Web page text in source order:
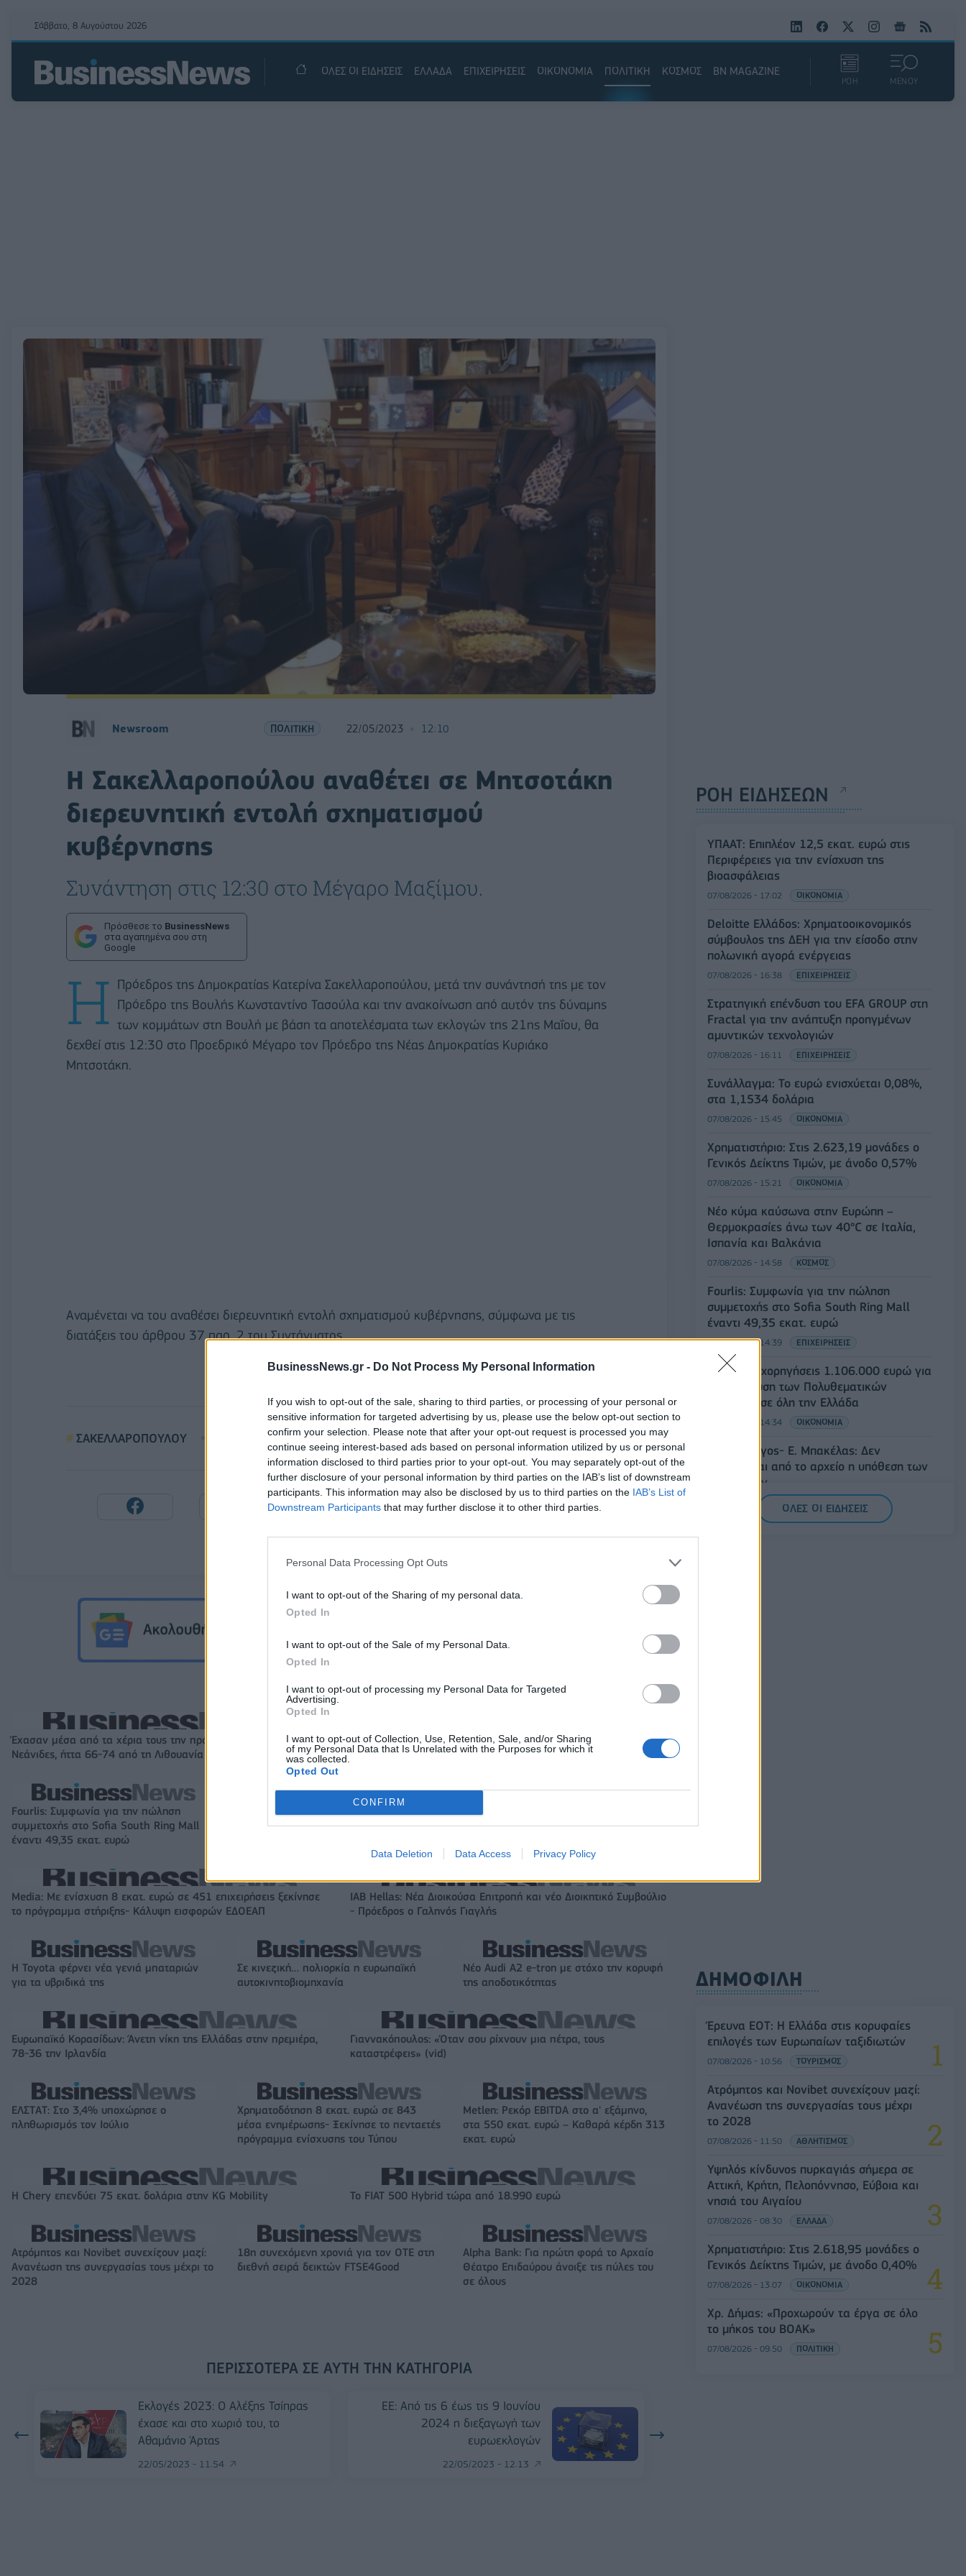
BusinessNews.gr - Do Not Process My Personal Information
If you wish to opt-out of the sale, sharing to third parties, or processing of your personal or
sensitive information for targeted advertising by us, please use the below opt-out section to
confirm your selection. Please note that after your opt-out request is processed you may
continue seeing interest-based ads based on personal information utilized by us or personal
information disclosed to third parties prior to your opt-out. You may separately opt-out of the
further disclosure of your personal information by third parties on the IAB’s list of downstream
participants. This information may also be disclosed by us to third parties on the IAB’s List of
Downstream Participants that may further disclose it to other third parties.
Personal Data Processing Opt Outs
I want to opt-out of the Sharing of my personal data.
Opted In
I want to opt-out of the Sale of my Personal Data.
Opted In
I want to opt-out of processing my Personal Data for Targeted
Advertising.
Opted In
I want to opt-out of Collection, Use, Retention, Sale, and/or Sharing
of my Personal Data that Is Unrelated with the Purposes for which it
was collected.
Opted Out
CONFIRM
Data Deletion Data Access Privacy Policy
Σάββατο, 8 Αυγούστου 2026
ΟΛΕΣ ΟΙ ΕΙΔΗΣΕΙΣ ΕΛΛΑΔΑ ΕΠΙΧΕΙΡΗΣΕΙΣ ΟΙΚΟΝΟΜΙΑ ΠΟΛΙΤΙΚΗ ΚΟΣΜΟΣ BN MAGAZINE
ΡΟΗ ΜΕΝΟΥ
Newsroom ΠΟΛΙΤΙΚΗ 22/05/2023 12:10
Η Σακελλαροπούλου αναθέτει σε Μητσοτάκη
διερευνητική εντολή σχηματισμού
κυβέρνησης
Συνάντηση στις 12:30 στο Μέγαρο Μαξίμου.
Πρόσθεσε το BusinessNews
στα αγαπημένα σου στη
Google
Η Πρόεδρος της Δημοκρατίας Κατερίνα Σακελλαροπούλου, μετά την συνάντησή της με τον
Πρόεδρο της Βουλής Κωνσταντίνο Τασούλα και την ανακοίνωση από αυτόν της δύναμης
των κομμάτων στη Βουλή με βάση τα αποτελέσματα των εκλογών της 21ης Μαΐου, θα
δεχθεί στις 12:30 στο Προεδρικό Μέγαρο τον Πρόεδρο της Νέας Δημοκρατίας Κυριάκο
Μητσοτάκη.
Αναμένεται να του αναθέσει διερευνητική εντολή σχηματισμού κυβέρνησης, σύμφωνα με τις
διατάξεις του άρθρου 37 παρ. 2 του Συντάγματος.
ΣΑΚΕΛΛΑΡΟΠΟΥΛΟΥ ΜΗΤΣΟΤΑΚΗΣ ΕΚΛΟΓΕΣ 2023
Έχασαν μέσα από τα χέρια τους την πρόκριση στους «4» οι
Νεάνιδες, ήττα 66-74 από τη Λιθουανία στην παράταση
Ο Ένες Καντέρ θέλει να δηλώσει συμμετοχή στο ντραφτ του
WNBA!
Fourlis: Συμφωνία για την πώληση
συμμετοχής στο Sofia South Ring Mall
έναντι 49,35 εκατ. ευρώ
Β.Σ. Καρούλιας: Τζίρος 98,7 εκατ. ευρώ
και αύξηση κερδών 57% - Τα νέα
Deloitte Ελλάδος: Χρηματοοικονομικός
σύμβουλος της ΔΕΗ για την είσοδο στην
Media: Με ενίσχυση 8 εκατ. ευρώ σε 451 επιχειρήσεις ξεκίνησε
το πρόγραμμα στήριξης- Κάλυψη εισφορών ΕΔΟΕΑΠ
IAB Hellas: Νέα Διοικούσα Επιτροπή και νέο Διοικητικό Συμβούλιο
- Πρόεδρος ο Γαληνός Γιαγλής
Η Toyota φέρνει νέα γενιά μπαταριών
για τα υβριδικά της
Σε κινεζική… πολιορκία η ευρωπαϊκή
αυτοκινητοβιομηχανία
Νέο Audi A2 e-tron με στόχο την κορυφή
της αποδοτικότητας
Ευρωπαϊκό Κορασίδων: Άνετη νίκη της Ελλάδας στην πρεμιέρα,
78-36 την Ιρλανδία
Γιαννακόπουλος: «Όταν σου ρίχνουν μια πέτρα, τους
καταστρέφεις» (vid)
ΕΛΣΤΑΤ: Στο 3,4% υποχώρησε ο
πληθωρισμός τον Ιούλιο
Χρηματοδότηση 8 εκατ. ευρώ σε 843
μέσα ενημέρωσης- Ξεκίνησε το πενταετές
πρόγραμμα ενίσχυσης του Τύπου
Metlen: Ρεκόρ EBITDA στο α' εξάμηνο,
στα 550 εκατ. ευρώ – Καθαρά κέρδη 313
εκατ. ευρώ
Η Chery επενδύει 75 εκατ. δολάρια στην KG Mobility Το FIAT 500 Hybrid τώρα από 18.990 ευρώ
Ατρόμητος και Novibet συνεχίζουν μαζί:
Ανανέωση της συνεργασίας τους μέχρι το
2028
18η συνεχόμενη χρονιά για τον ΟΤΕ στη
διεθνή σειρά δεικτών FTSE4Good
Alpha Bank: Για πρώτη φορά το Αρχαίο
Θέατρο Επιδαύρου άνοιξε τις πύλες του
σε όλους
ΠΕΡΙΣΣΌΤΕΡΑ ΣΕ ΑΥΤΉ ΤΗΝ ΚΑΤΗΓΟΡΊΑ
Εκλογές 2023: Ο Αλέξης Τσίπρας
έχασε και στο χωριό του, το
Αθαμάνιο Άρτας
22/05/2023 - 11:54
EE: Από τις 6 έως τις 9 Ιουνίου
2024 η διεξαγωγή των
ευρωεκλογών
22/05/2023 - 12:13
ΡΟΗ ΕΙΔΗΣΕΩΝ
ΥΠΑΑΤ: Επιπλέον 12,5 εκατ. ευρώ στις
Περιφέρειες για την ενίσχυση της
βιοασφάλειας
07/08/2026 - 17:02 ΟΙΚΟΝΟΜΙΑ
Deloitte Ελλάδος: Χρηματοοικονομικός
σύμβουλος της ΔΕΗ για την είσοδο στην
πολωνική αγορά ενέργειας
07/08/2026 - 16:38 ΕΠΙΧΕΙΡΗΣΕΙΣ
Στρατηγική επένδυση του EFA GROUP στη
Fractal για την ανάπτυξη προηγμένων
αμυντικών τεχνολογιών
07/08/2026 - 16:11 ΕΠΙΧΕΙΡΗΣΕΙΣ
Συνάλλαγμα: Το ευρώ ενισχύεται 0,08%,
στα 1,1534 δολάρια
07/08/2026 - 15:45 ΟΙΚΟΝΟΜΙΑ
Χρηματιστήριο: Στις 2.623,19 μονάδες ο
Γενικός Δείκτης Τιμών, με άνοδο 0,57%
07/08/2026 - 15:21 ΟΙΚΟΝΟΜΙΑ
Νέο κύμα καύσωνα στην Ευρώπη –
Θερμοκρασίες άνω των 40°C σε Ιταλία,
Ισπανία και Βαλκάνια
07/08/2026 - 14:58 ΚΟΣΜΟΣ
Fourlis: Συμφωνία για την πώληση
συμμετοχής στο Sofia South Ring Mall
έναντι 49,35 εκατ. ευρώ
07/08/2026 - 14:39 ΕΠΙΧΕΙΡΗΣΕΙΣ
ΥΠΠΟ: Επιχορηγήσεις 1.106.000 ευρώ για
την ενίσχυση των Πολυθεματικών
Φεστιβάλ σε όλη την Ελλάδα
07/08/2026 - 14:34 ΟΙΚΟΝΟΜΙΑ
Άρειος Πάγος- Ε. Μπακέλας: Δεν
ανασύρεται από το αρχείο η υπόθεση των
υποκλοπών
07/08/2026 - 14:11
ΟΛΕΣ ΟΙ ΕΙΔΗΣΕΙΣ
ΔΗΜΟΦΙΛΗ
Έρευνα ΕΟΤ: Η Ελλάδα στις κορυφαίες
επιλογές των Ευρωπαίων ταξιδιωτών
07/08/2026 - 10:56 ΤΟΥΡΙΣΜΟΣ
Ατρόμητος και Novibet συνεχίζουν μαζί:
Ανανέωση της συνεργασίας τους μέχρι
το 2028
07/08/2026 - 11:50 ΑΘΛΗΤΙΣΜΟΣ
Υψηλός κίνδυνος πυρκαγιάς σήμερα σε
Αττική, Κρήτη, Πελοπόννησο, Εύβοια και
νησιά του Αιγαίου
07/08/2026 - 08:30 ΕΛΛΑΔΑ
Χρηματιστήριο: Στις 2.618,95 μονάδες ο
Γενικός Δείκτης Τιμών, με άνοδο 0,40%
07/08/2026 - 13:07 ΟΙΚΟΝΟΜΙΑ
Χρ. Δήμας: «Προχωρούν τα έργα σε όλο
το μήκος του ΒΟΑΚ»
07/08/2026 - 09:50 ΠΟΛΙΤΙΚΗ